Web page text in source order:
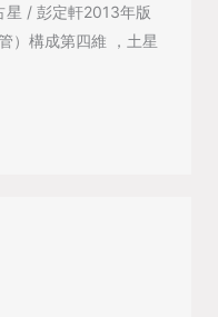
/ 彭定軒2013年版
）構成第四維 ，土星